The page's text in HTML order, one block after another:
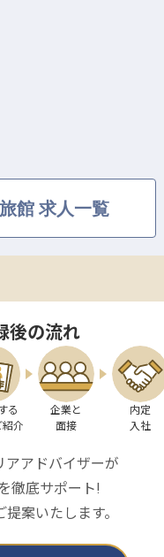
館 求人一覧
後の流れ
る
介
企業と
面接
内定
入社
アアドバイザーが
徹底サポート!
案いたします。